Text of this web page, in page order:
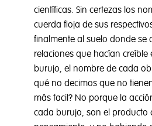
científicas. Sin certezas los
cuerda floja de sus
finalmente al suelo donde se
relaciones que hacían creíble
burujo, el nombre de cada
qué no decimos que no
más facil? No porque la
cada burujo, son el producto